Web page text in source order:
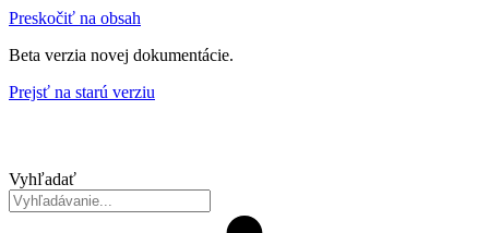
Preskočiť na obsah
Beta verzia novej dokumentácie.
Prejsť na starú verziu
Vyhľadať